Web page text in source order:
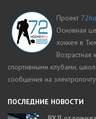
Проект
Основная
хоккея в
Возрастная
спортивными клубами,
сообщения на
ПОСЛЕДНИЕ НОВОСТИ